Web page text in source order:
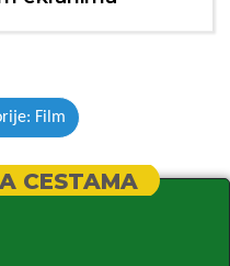
Film
CESTAMA